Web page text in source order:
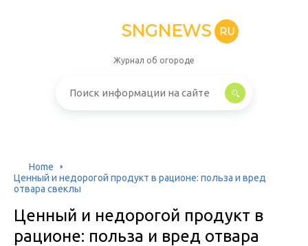
SNGNEWS RU
Журнал об огороде
Home
Ценный и недорогой продукт в рационе: польза и вред
отвара свеклы
Ценный и недорогой продукт в
рационе: польза и вред отвара